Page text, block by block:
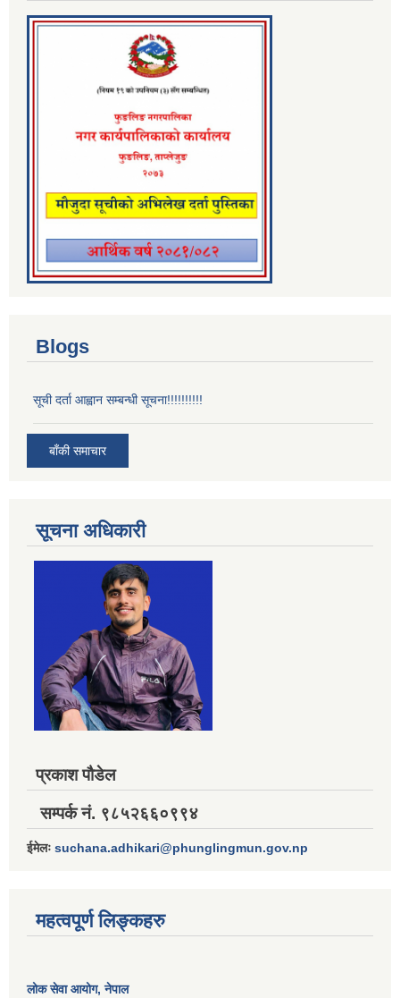
Blogs
सूची दर्ता आह्वान सम्बन्धी सूचना!!!!!!!!!!
बाँकी समाचार
सूचना अधिकारी
प्रकाश पौडेल
सम्पर्क नं. ९८५२६६०९९४
ईमेलः suchana.adhikari@phunglingmun.gov.np
महत्वपूर्ण लिङ्कहरु
लोक सेवा आयोग, नेपाल